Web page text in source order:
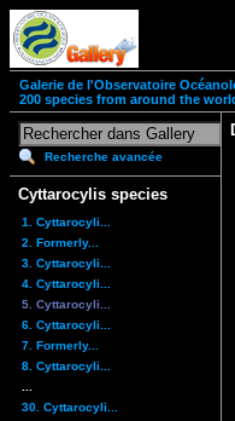
Galerie de l'Observatoire
200 species from around the
Recherche avancée
Cyttarocylis species
1. Cyttarocyli...
2. Formerly...
3. Cyttarocyli...
4. Cyttarocyli...
5. Cyttarocyli...
6. Cyttarocyli...
7. Formerly...
8. Cyttarocyli...
30. Cyttarocyli...